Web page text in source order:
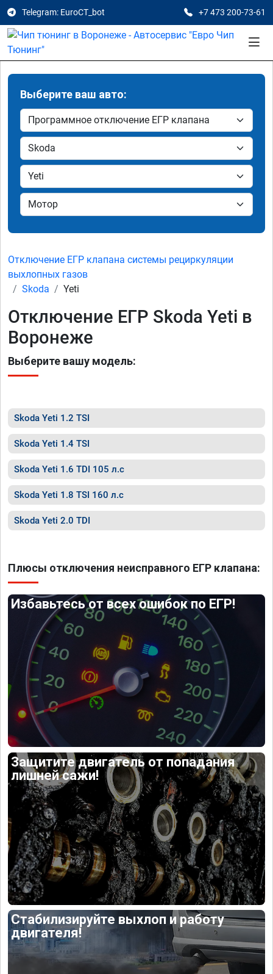
Telegram: EuroCT_bot +7 473 200-73-61
Выберите ваш авто:
Отключение ЕГР клапана системы рециркуляции
выхлопных газов
Skoda
Yeti
Отключение ЕГР Skoda Yeti в
Воронеже
Выберите вашу модель:
Skoda Yeti 1.2 TSI
Skoda Yeti 1.4 TSI
Skoda Yeti 1.6 TDI 105 л.с
Skoda Yeti 1.8 TSI 160 л.с
Skoda Yeti 2.0 TDI
Плюсы отключения неисправного ЕГР клапана:
Избавьтесь от всех ошибок по ЕГР!
Защитите двигатель от попадания
лишней сажи!
Стабилизируйте выхлоп и работу
двигателя!